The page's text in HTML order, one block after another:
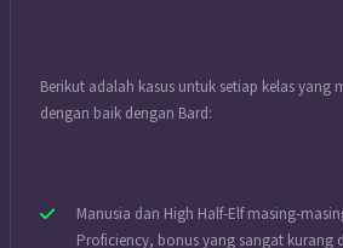
Berikut adalah kasus untuk setiap kelas yang
dengan baik dengan Bard:
Manusia dan High Half-Elf masing-
Proficiency, bonus yang sangat kurang